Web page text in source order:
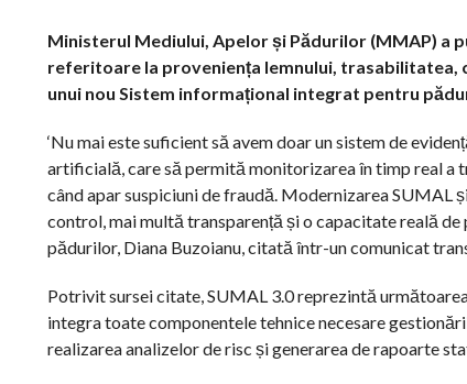
Ministerul Mediului, Apelor și Pădurilor (MMAP) a
referitoare la proveniența lemnului, trasabilitatea,
unui nou Sistem informațional integrat pentru
‘Nu mai este suficient să avem doar un sistem de
artificială, care să permită monitorizarea în timp real a
când apar suspiciuni de fraudă. Modernizarea
control, mai multă transparență și o capacitate reală
pădurilor, Diana Buzoianu, citată într-un comunicat
Potrivit sursei citate, SUMAL 3.0 reprezintă
integra toate componentele tehnice necesare
realizarea analizelor de risc și generarea de rapoarte